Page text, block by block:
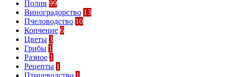
Полив 99
Виноградорство 13
Пчеловодство 10
Копчение 6
Цветы 3
Грибы 1
Разное 1
Рецепты 1